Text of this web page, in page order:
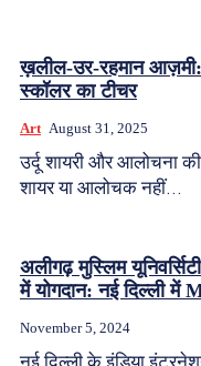
ख़लील-उर-रहमान आज़मी:
स्कॉलर का टीचर
Art August 31, 2025
उर्दू शायरी और आलोचना
शायर या आलोचक नहीं...
अलीगढ़ मुस्लिम
में योगदान: नई दिल्ली में
November 5, 2024
नई दिल्ली के इंडिया